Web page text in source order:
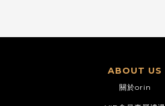
ABOUT US
關於orin